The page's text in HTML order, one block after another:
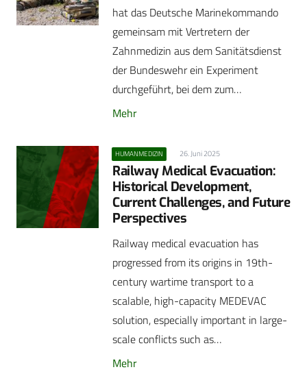
hat das Deutsche Marinekommando
gemeinsam mit Vertretern der
Zahnmedizin aus dem Sanitätsdienst
der Bundeswehr ein Experiment
durchgeführt, bei dem zum…
Mehr
HUMANMEDIZIN 26. Juni 2025
Railway Medical Evacuation:
Historical Development,
Current Challenges, and Future
Perspectives
Railway medical evacuation has
progressed from its origins in 19th-
century wartime transport to a
scalable, high-capacity MEDEVAC
solution, especially important in large-
scale conflicts such as…
Mehr